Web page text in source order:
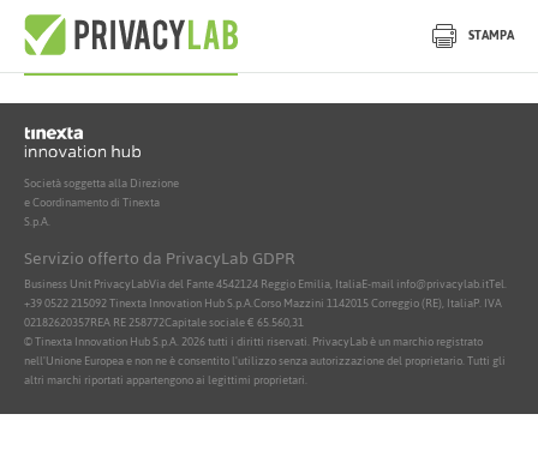
STAMPA
Nessun documento attivo trovato
Società soggetta alla Direzione
e Coordinamento di Tinexta
S.p.A.
Servizio offerto da PrivacyLab GDPR
Business Unit PrivacyLabVia del Fante 4542124 Reggio Emilia, ItaliaE-mail info@privacylab.itTel.
+39 0522 215092Tinexta Innovation Hub S.p.A.Corso Mazzini 1142015 Correggio (RE), ItaliaP. IVA
02182620357REA RE 258772Capitale sociale € 65.560,31
© Tinexta Innovation Hub S.p.A. 2026 tutti i diritti riservati. PrivacyLab è un marchio registrato
nell'Unione Europea e non ne è consentito l'utilizzo senza autorizzazione del proprietario. Tutti gli
altri marchi riportati appartengono ai legittimi proprietari.